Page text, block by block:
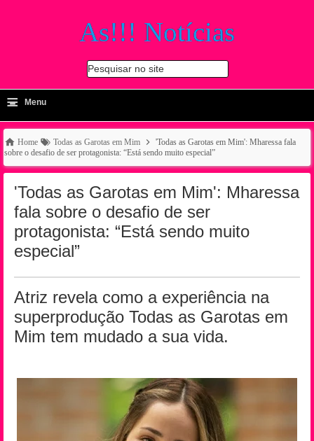
As!!! Notícias
Pesquisar no site
-
≡ Menu
Home Todas as Garotas em Mim
'Todas as Garotas em Mim': Mharessa fala
sobre o desafio de ser protagonista: “Está sendo muito especial”
'Todas as Garotas em Mim': Mharessa
fala sobre o desafio de ser
protagonista: “Está sendo muito
especial”
Atriz revela como a experiência na
superprodução Todas as Garotas em
Mim tem mudado a sua vida.